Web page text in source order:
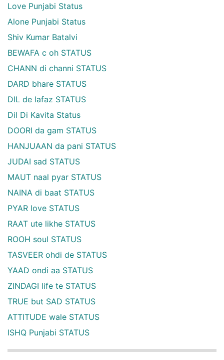
Love Punjabi Status
Alone Punjabi Status
Shiv Kumar Batalvi
BEWAFA c oh STATUS
CHANN di channi STATUS
DARD bhare STATUS
DIL de lafaz STATUS
Dil Di Kavita Status
DOORI da gam STATUS
HANJUAAN da pani STATUS
JUDAI sad STATUS
MAUT naal pyar STATUS
NAINA di baat STATUS
PYAR love STATUS
RAAT ute likhe STATUS
ROOH soul STATUS
TASVEER ohdi de STATUS
YAAD ondi aa STATUS
ZINDAGI life te STATUS
TRUE but SAD STATUS
ATTITUDE wale STATUS
ISHQ Punjabi STATUS